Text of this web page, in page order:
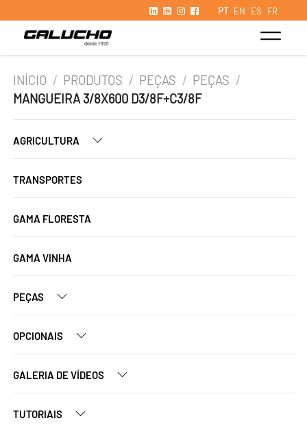
PT EN ES FR
INÍCIO / PRODUTOS / PEÇAS / PEÇAS /
MANGUEIRA 3/8X600 D3/8F+C3/8F
AGRICULTURA
TRANSPORTES
GAMA FLORESTA
GAMA VINHA
PEÇAS
OPCIONAIS
GALERIA DE VÍDEOS
TUTORIAIS